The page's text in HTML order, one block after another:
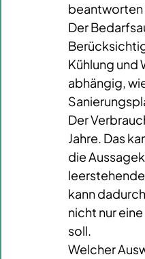
beantworten
Der
Kühlung und
abhängig,
Der
Jahre. Das
die
kann
nicht nur
soll.
Welcher